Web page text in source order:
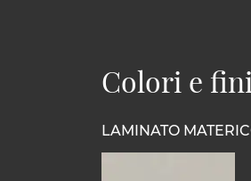
Colori e
LAMINATO